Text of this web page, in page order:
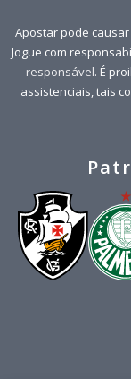
Apostar pode
Jogue com
responsável. É
assistenciais, tais